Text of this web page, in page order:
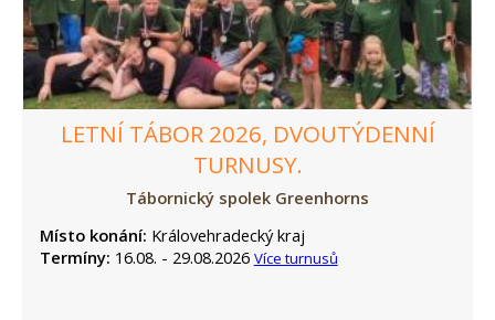
LETNÍ TÁBOR 2026, DVOUTÝDENNÍ
TURNUSY.
Tábornický spolek Greenhorns
Místo konání: Královehradecký kraj
Termíny: 16.08. - 29.08.2026 Více turnusů